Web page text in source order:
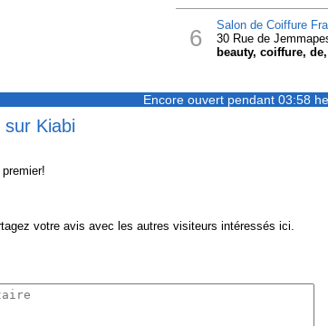
6 Salon de Coiffure
30 Rue de
beauty, coiffure,
Encore ouvert pendant 03:58
Kiabi
votre avis avec les autres visiteurs intéressés ici.